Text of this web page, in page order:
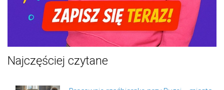
Najczęściej czytane